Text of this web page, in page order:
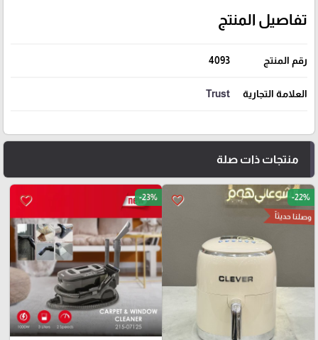
تفاصيل المنتج
رقم المنتج 4093
العلامة التجارية Trust
منتجات ذات صلة
favorite_border -22%
وصلنا حديثاً
favorite_border -23%